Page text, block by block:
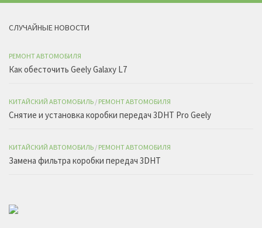
СЛУЧАЙНЫЕ НОВОСТИ
РЕМОНТ АВТОМОБИЛЯ
Как обесточить Geely Galaxy L7
КИТАЙСКИЙ АВТОМОБИЛЬ / РЕМОНТ АВТОМОБИЛЯ
Снятие и установка коробки передач 3DHT Pro Geely
КИТАЙСКИЙ АВТОМОБИЛЬ / РЕМОНТ АВТОМОБИЛЯ
Замена фильтра коробки передач 3DHT